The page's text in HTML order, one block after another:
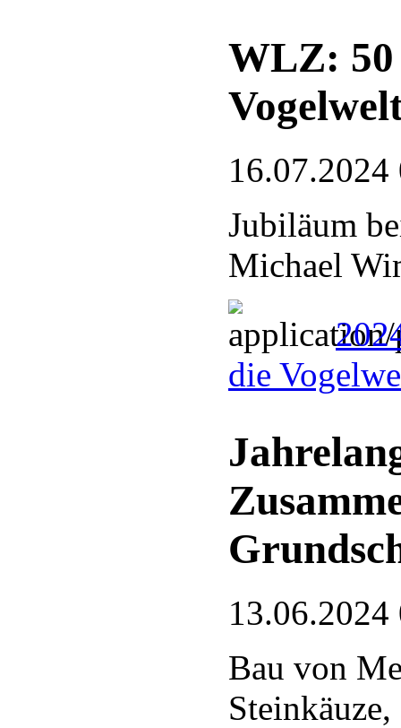
WLZ:
16.07.2024
Jubiläum
Michael
die
13.06.2024
Bau von